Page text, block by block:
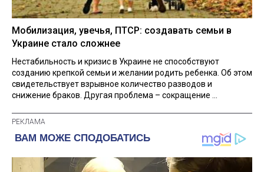
Мобилизация, увечья, ПТСР: создавать семьи в
Украине стало сложнее
Нестабильность и кризис в Украине не способствуют
созданию крепкой семьи и желании родить ребенка. Об этом
свидетельствует взрывное количество разводов и
снижение браков. Другая проблема – сокращение ...